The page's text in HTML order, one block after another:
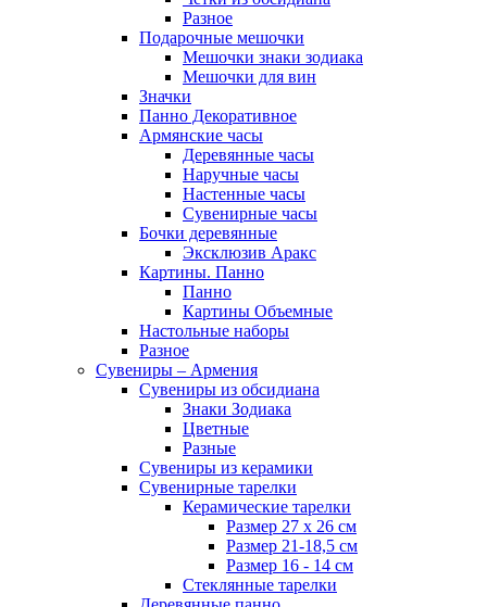
Разное
Подарочные мешочки
Мешочки знаки зодиака
Мешочки для вин
Значки
Панно Декоративное
Армянские часы
Деревянные часы
Наручные часы
Настенные часы
Сувенирные часы
Бочки деревянные
Эксклюзив Аракс
Картины. Панно
Панно
Картины Объемные
Настольные наборы
Разное
Сувениры – Армения
Сувениры из обсидиана
Знаки Зодиака
Цветные
Разные
Сувениры из керамики
Сувенирные тарелки
Керамические тарелки
Размер 27 х 26 см
Размер 21-18,5 см
Размер 16 - 14 см
Стеклянные тарелки